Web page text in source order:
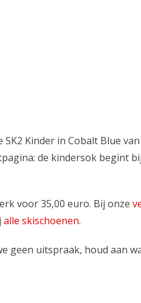
Kinder in Cobalt Blue
de kindersok begint
voor 35,00 euro. Bij onze
alle skischoenen.
geen uitspraak, houd aan